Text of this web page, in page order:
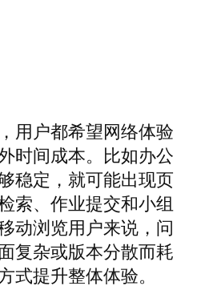
用户都希望网络体验
时间成本。比如办公
稳定，就可能出现页
索、作业提交和小组
动浏览用户来说，问
复杂或版本分散而耗
提升整体体验。